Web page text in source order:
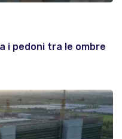
i pedoni tra le ombre